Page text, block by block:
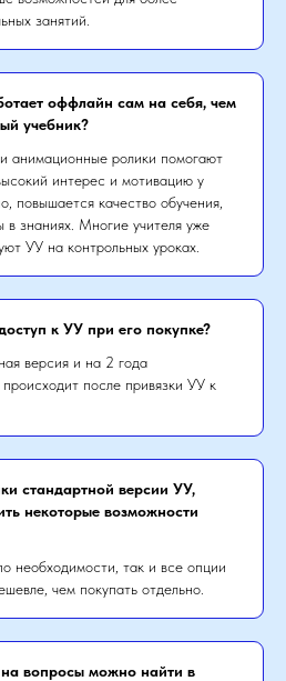
занятий.
оффлайн сам на себя, чем
учебник?
анимационные ролики помогают
интерес и мотивацию у
повышается качество обучения,
знаниях. Многие учителя уже
УУ на контрольных уроках.
к УУ при его покупке?
версия и на 2 года
после привязки УУ к
стандартной версии УУ,
некоторые возможности
необходимости, так и все опции
чем покупать отдельно.
вопросы можно найти в